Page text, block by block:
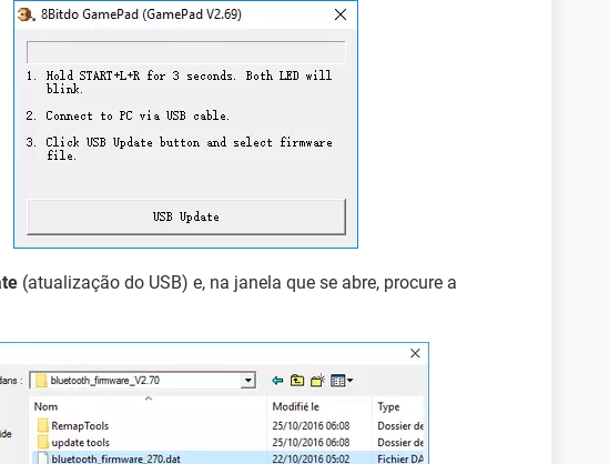
(atualização do USB) e, na janela que se abre, procure a